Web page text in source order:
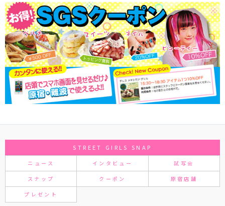
STREET GIRLS SNAP
ニュース インタビュー 試写会
スナップ クーポン 原宿店舗
プレゼント